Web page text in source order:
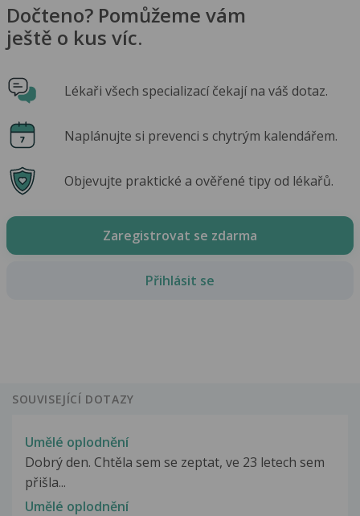
Dočteno? Pomůžeme vám
ještě o kus víc.
Lékaři všech specializací čekají na váš dotaz.
Naplánujte si prevenci s chytrým kalendářem.
Objevujte praktické a ověřené tipy od lékařů.
Zaregistrovat se zdarma
Přihlásit se
SOUVISEJÍCÍ DOTAZY
Umělé oplodnění
Dobrý den. Chtěla sem se zeptat, ve 23 letech sem
přišla...
Umělé oplodnění